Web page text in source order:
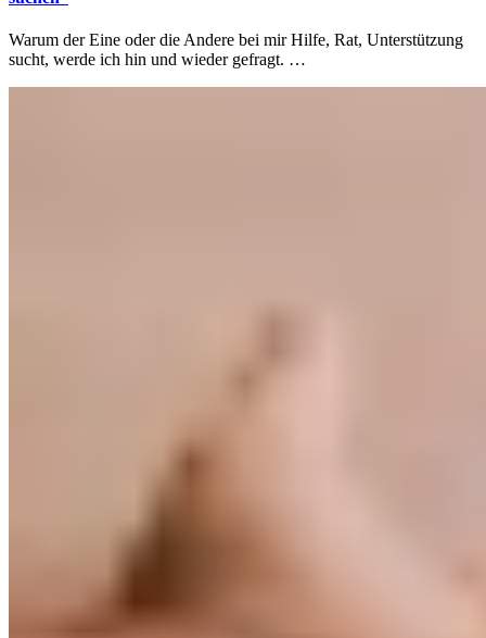
Warum der Eine oder die Andere bei mir Hilfe, Rat, Unterstützung
sucht, werde ich hin und wieder gefragt. …